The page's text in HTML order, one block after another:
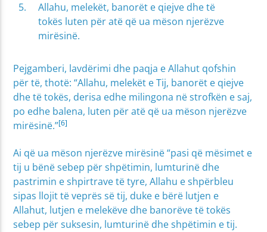
Allahu, melekët, banorët e qiejve dhe të
tokës luten për atë që ua mëson njerëzve
mirësinë.
Pejgamberi, lavdërimi dhe paqja e Allahut qofshin
për të, thotë: “Allahu, melekët e Tij, banorët e qiejve
dhe të tokës, derisa edhe milingona në strofkën e saj,
po edhe balena, luten për atë që ua mëson njerëzve
mirësinë.”[6]
Ai që ua mëson njerëzve mirësinë “pasi që mësimet e
tij u bënë sebep për shpëtimin, lumturinë dhe
pastrimin e shpirtrave të tyre, Allahu e shpërbleu
sipas llojit të veprës së tij, duke e bërë lutjen e
Allahut, lutjen e melekëve dhe banorëve të tokës
sebep për suksesin, lumturinë dhe shpëtimin e tij.